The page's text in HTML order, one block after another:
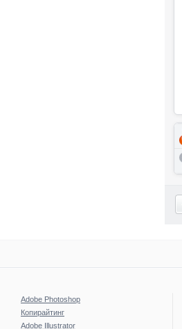
Adobe Photoshop
Копирайтинг
Adobe Illustrator